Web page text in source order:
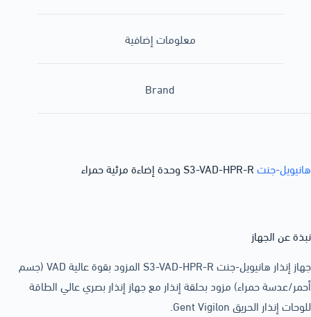
معلومات إضافية
Brand
هانيويل-جنت
نبذة عن الجهاز
جهاز إنذار هانيويل-جنت S3-VAD-HPR-R المزود بقوة عالية VAD (جسم
أحمر/عدسة حمراء) مزود بحلقة إنذار مع جهاز إنذار بصري عالي الطاقة
للوحات إنذار الحريق Gent Vigilon.